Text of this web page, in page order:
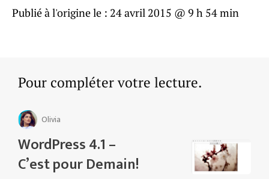
Publié à l'origine le : 24 avril 2015 @ 9 h 54 min
Pour compléter votre lecture.
Olivia
WordPress 4.1 –
C’est pour Demain!